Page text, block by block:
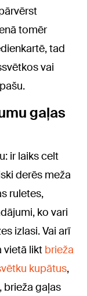
tomēr
tad
vai
gaļas
ir laiks celt
derēs meža
ruletes,
ko vari
izlasi. Vai arī
vietā likt brieža
kupātus,
, brieža gaļas